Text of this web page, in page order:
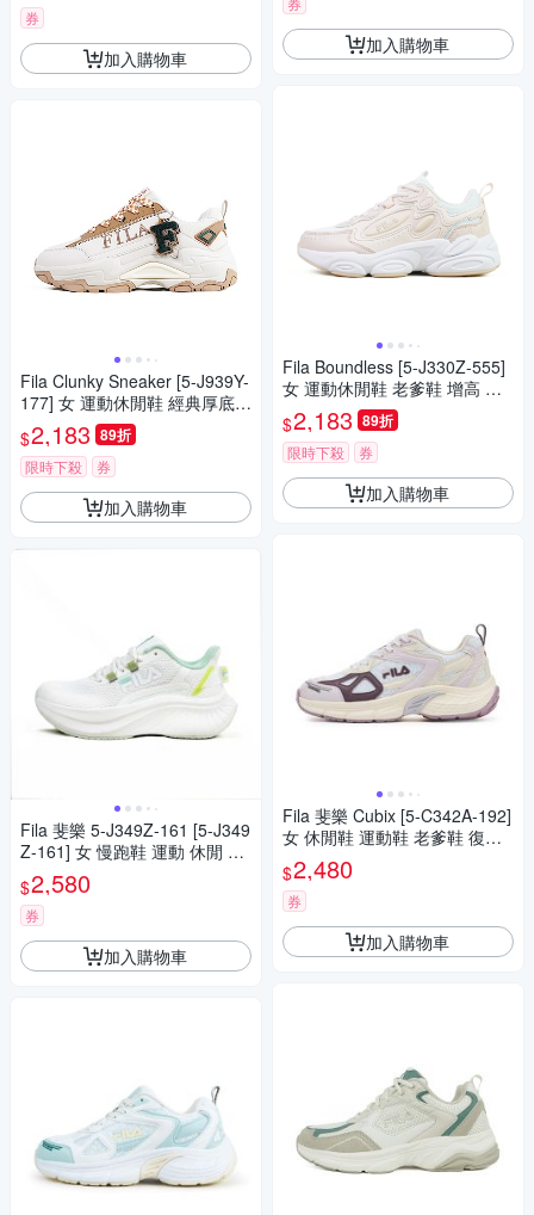
券
加入購物車
Fila Clunky Sneaker [5-J939Y-
177] 女 運動休閒鞋 經典厚底
老爹鞋 米棕
$2,183 89折
限時下殺 券
加入購物車
Fila 斐樂 5-J349Z-161 [5-J349
Z-161] 女 慢跑鞋 運動 休閒 厚
底 緩震 米 綠
$2,580
券
加入購物車
加入購物車
Fila Boundless [5-J330Z-555]
女 運動休閒鞋 老爹鞋 增高 修
飾 舒適 粉紅
$2,183 89折
限時下殺 券
加入購物車
Fila 斐樂 Cubix [5-C342A-192]
女 休閒鞋 運動鞋 老爹鞋 復古
流行 米 紫
$2,480
券
加入購物車